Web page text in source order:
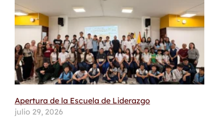
Apertura de la Escuela de Liderazgo
julio 29, 2026